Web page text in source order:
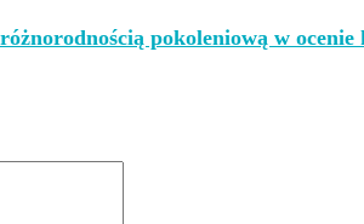
pokoleniową w